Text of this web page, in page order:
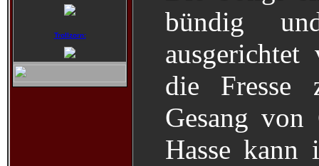
Trollzorn:
bündig
die Fresse
Gesang
Hasse kann